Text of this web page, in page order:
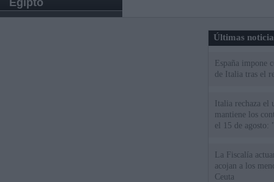
Egipto
Últimas
España impone
de Italia tras el
Italia rechaza
mantiene los
el 15 de agosto:
La Fiscalía
acojan a los
Ceuta